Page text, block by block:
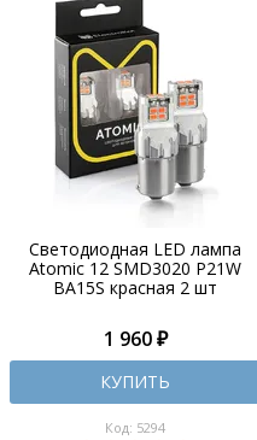
Светодиодная LED лампа
Atomic 12 SMD3020 P21W
BA15S красная 2 шт
1 960 ₽
КУПИТЬ
Код: 5294